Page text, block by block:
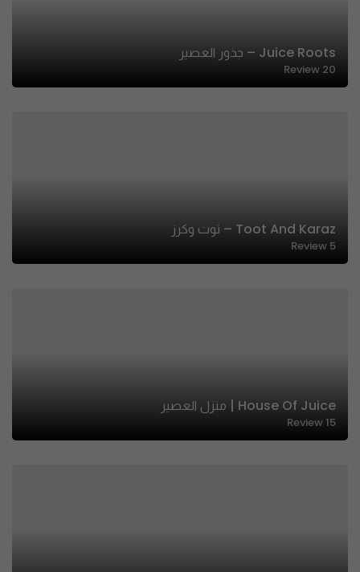
Juice Roots – جذور العصير
20
Review
Toot And Karaz – توت وكرز
5
Review
House Of Juice | منزل العصير
15
Review